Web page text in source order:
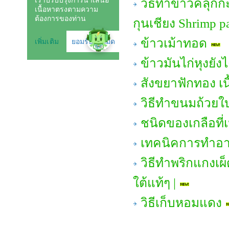
วิธีทำข้าวคลุก
กุนเชียง Shrimp
ข้าวเม้าทอด
ข้าวมันไก่หุงยัง
สังขยาฟักทอง
วิธีทำขนมถ้วยใ
ชนิดของเกลือที่
เทคนิคการทำ
วิธีทำพริกแกงเ
ใต้แท้ๆ |
วิธีเก็บหอมแดง